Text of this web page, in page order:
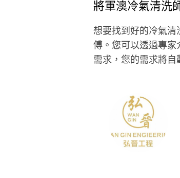
將軍澳冷氣清洗
想要找到好的冷氣清
傅。您可以透過專家
需求，您的需求將